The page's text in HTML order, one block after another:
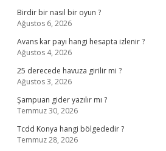
Birdir bir nasıl bir oyun ?
Ağustos 6, 2026
Avans kar payı hangi hesapta izlenir ?
Ağustos 4, 2026
25 derecede havuza girilir mi ?
Ağustos 3, 2026
Şampuan gider yazılır mı ?
Temmuz 30, 2026
Tcdd Konya hangi bölgededir ?
Temmuz 28, 2026